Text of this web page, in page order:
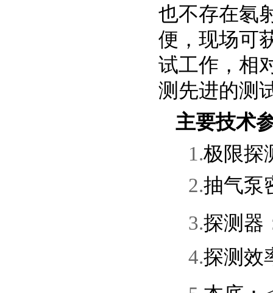
也不存在氡
便，现场可
试工作，相
测先进的测
主要技术
1.极限探
2.抽气泵
3.探测器
4.探测效